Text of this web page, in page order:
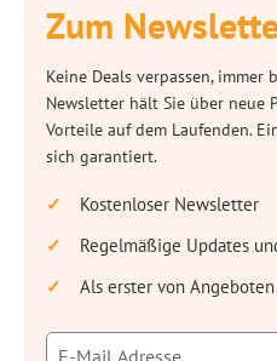
Zum
Keine Deals verpassen,
Newsletter hält Sie über neue
Vorteile auf dem Laufenden.
sich garantiert.
Kostenloser Newsletter
Regelmäßige Updates
Als erster von